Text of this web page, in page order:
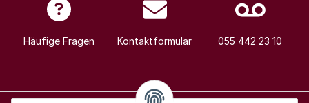
Häufige Fragen Kontaktformular 055 442 23 10